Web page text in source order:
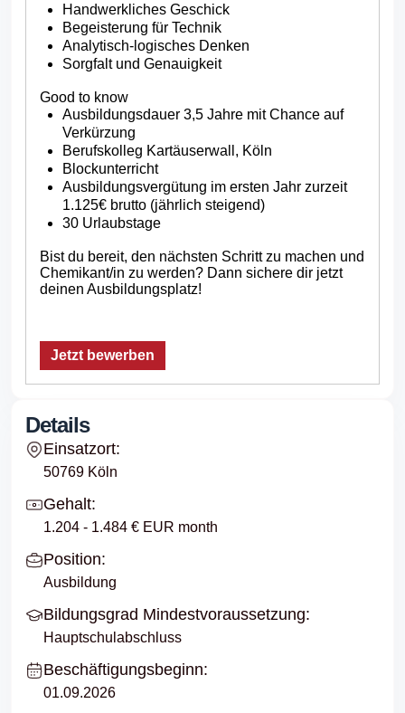
Handwerkliches Geschick
Begeisterung für Technik
Analytisch-logisches Denken
Sorgfalt und Genauigkeit
Good to know
Ausbildungsdauer 3,5 Jahre mit Chance auf
Verkürzung
Berufskolleg Kartäuserwall, Köln
Blockunterricht
Ausbildungsvergütung im ersten Jahr zurzeit
1.125€ brutto (jährlich steigend)
30 Urlaubstage
Bist du bereit, den nächsten Schritt zu machen und
Chemikant/in zu werden? Dann sichere dir jetzt
deinen Ausbildungsplatz!
Jetzt bewerben
Details
Einsatzort:
50769 Köln
Gehalt:
1.204 - 1.484 € EUR month
Position:
Ausbildung
Bildungsgrad Mindestvoraussetzung:
Hauptschulabschluss
Beschäftigungsbeginn:
01.09.2026